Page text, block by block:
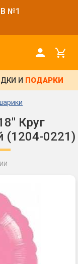
№1
И ПОДАРКИ
Круг
(1204-0221)